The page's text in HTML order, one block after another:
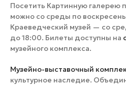
Посетить Картинную галерею
можно со среды по
Краеведческий музей — со
до 18:00. Билеты доступны на
музейного комплекса.
Музейно-выставочный
культурное наследие.